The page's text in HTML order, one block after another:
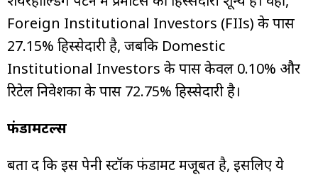
Foreign Institutional Investors (FIIs) के पास
27.15% हिस्सेदारी है, जबकि Domestic
Institutional Investors के पास केवल 0.10% और
रिटेल निवेशकों के पास 72.75% हिस्सेदारी है।
फंडामेंटल्स
बता दें कि इस पेनी स्टॉक फंडामेंट मजूबत है, इसलिए ये